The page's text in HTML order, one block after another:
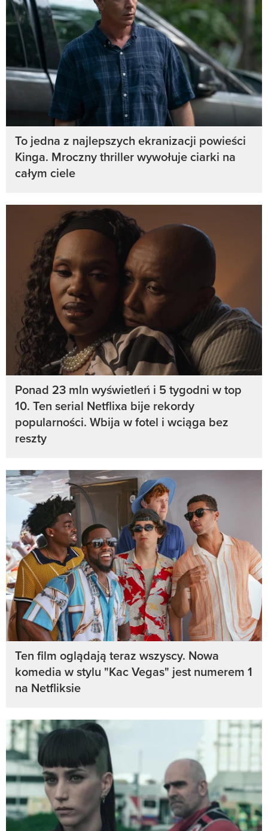
To jedna z najlepszych ekranizacji powieści
Kinga. Mroczny thriller wywołuje ciarki na
całym ciele
Ponad 23 mln wyświetleń i 5 tygodni w top
10. Ten serial Netflixa bije rekordy
popularności. Wbija w fotel i wciąga bez
reszty
Ten film oglądają teraz wszyscy. Nowa
komedia w stylu "Kac Vegas" jest numerem 1
na Netfliksie